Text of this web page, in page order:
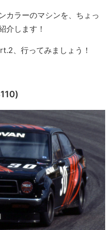
カラーのマシンを、ちょっ
介します！
、行ってみましょう！